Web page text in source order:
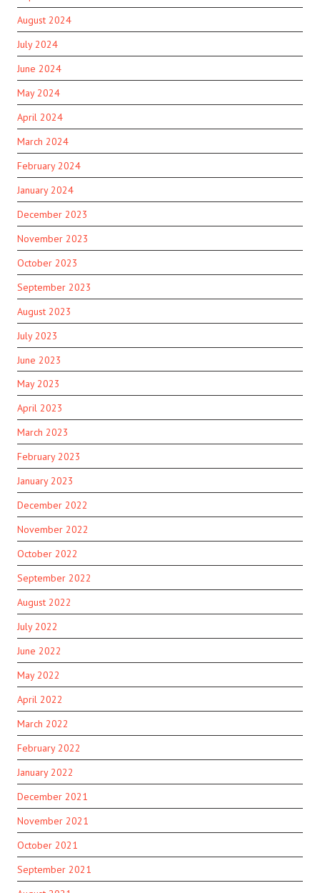
August 2024
July 2024
June 2024
May 2024
April 2024
March 2024
February 2024
January 2024
December 2023
November 2023
October 2023
September 2023
August 2023
July 2023
June 2023
May 2023
April 2023
March 2023
February 2023
January 2023
December 2022
November 2022
October 2022
September 2022
August 2022
July 2022
June 2022
May 2022
April 2022
March 2022
February 2022
January 2022
December 2021
November 2021
October 2021
September 2021